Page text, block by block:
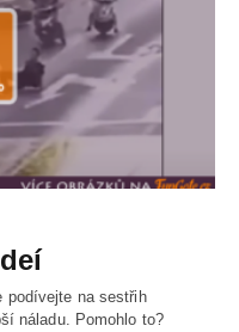
podívejte na sestřih
náladu. Pomohlo to?